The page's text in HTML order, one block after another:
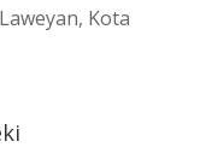
Kota